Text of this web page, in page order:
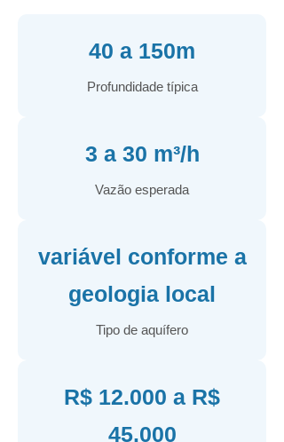
40 a 150m
Profundidade típica
3 a 30 m³/h
Vazão esperada
variável conforme a
geologia local
Tipo de aquífero
R$ 12.000 a R$
45.000